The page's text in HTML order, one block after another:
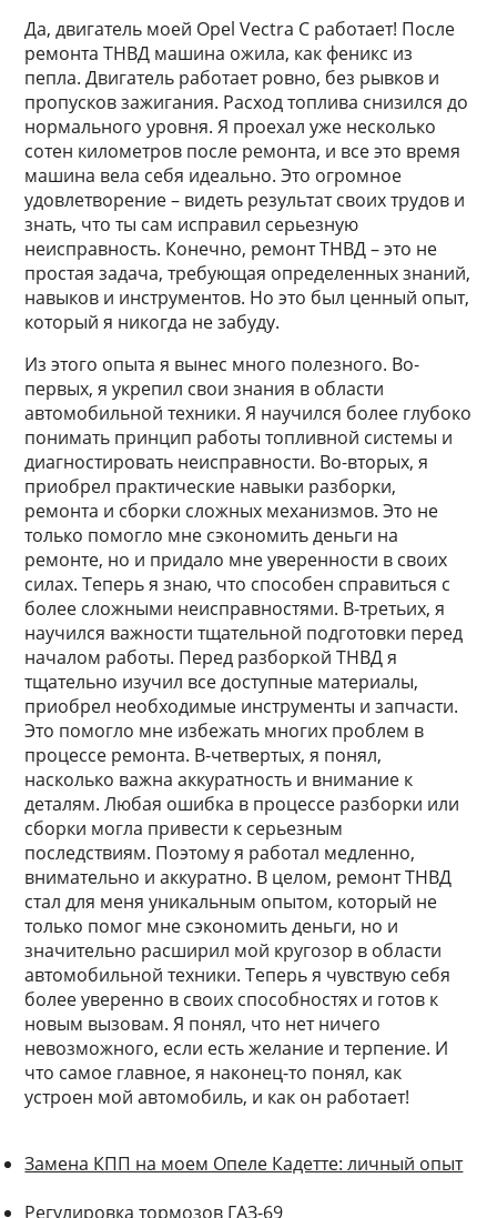
Да, двигатель моей Opel Vectra C работает! После
ремонта ТНВД машина ожила, как феникс из
пепла. Двигатель работает ровно, без рывков и
пропусков зажигания. Расход топлива снизился до
нормального уровня. Я проехал уже несколько
сотен километров после ремонта, и все это время
машина вела себя идеально. Это огромное
удовлетворение – видеть результат своих трудов и
знать, что ты сам исправил серьезную
неисправность. Конечно, ремонт ТНВД – это не
простая задача, требующая определенных знаний,
навыков и инструментов. Но это был ценный опыт,
который я никогда не забуду.
Из этого опыта я вынес много полезного. Во-
первых, я укрепил свои знания в области
автомобильной техники. Я научился более глубоко
понимать принцип работы топливной системы и
диагностировать неисправности. Во-вторых, я
приобрел практические навыки разборки,
ремонта и сборки сложных механизмов. Это не
только помогло мне сэкономить деньги на
ремонте, но и придало мне уверенности в своих
силах. Теперь я знаю, что способен справиться с
более сложными неисправностями. В-третьих, я
научился важности тщательной подготовки перед
началом работы. Перед разборкой ТНВД я
тщательно изучил все доступные материалы,
приобрел необходимые инструменты и запчасти.
Это помогло мне избежать многих проблем в
процессе ремонта. В-четвертых, я понял,
насколько важна аккуратность и внимание к
деталям. Любая ошибка в процессе разборки или
сборки могла привести к серьезным
последствиям. Поэтому я работал медленно,
внимательно и аккуратно. В целом, ремонт ТНВД
стал для меня уникальным опытом, который не
только помог мне сэкономить деньги, но и
значительно расширил мой кругозор в области
автомобильной техники. Теперь я чувствую себя
более уверенно в своих способностях и готов к
новым вызовам. Я понял, что нет ничего
невозможного, если есть желание и терпение. И
что самое главное, я наконец-то понял, как
устроен мой автомобиль, и как он работает!
Замена КПП на моем Опеле Кадетте: личный опыт
Регулировка тормозов ГАЗ-69